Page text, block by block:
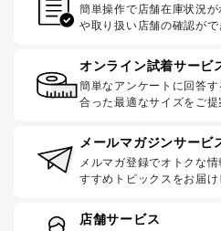
簡単操作で店舗在庫状況
や取り扱い店舗の確認がで
オンライン試着サービ
簡単なアンケートに回答
合った最適なサイズをご提
メールマガジンサービ
メルマガ登録でオトクな
すすめトピックスをお届け
店舗サービス